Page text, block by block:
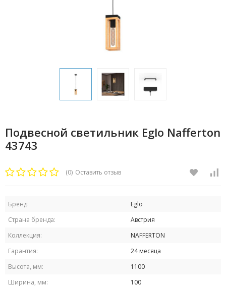
Подвесной светильник Eglo Nafferton
43743
(0) Оставить отзыв
Бренд:
Eglo
Страна бренда:
Австрия
Коллекция:
NAFFERTON
Гарантия:
24 месяца
Высота, мм:
1100
Ширина, мм:
100